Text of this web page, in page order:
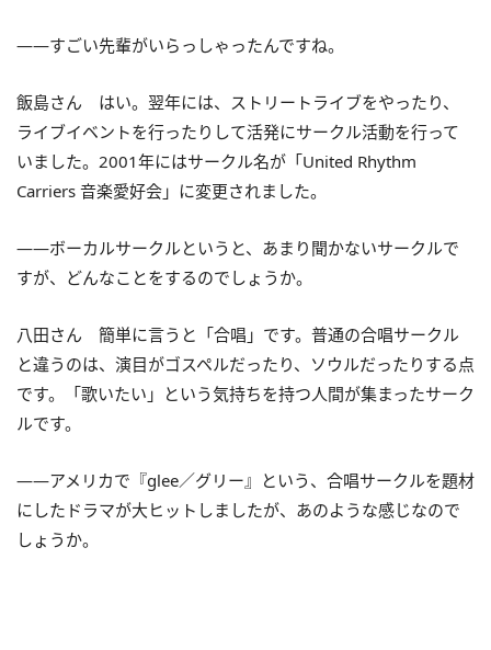
――すごい先輩がいらっしゃったんですね。
飯島さん はい。翌年には、ストリートライブをやったり、
ライブイベントを行ったりして活発にサークル活動を行って
いました。2001年にはサークル名が「United Rhythm
Carriers 音楽愛好会」に変更されました。
――ボーカルサークルというと、あまり聞かないサークルで
すが、どんなことをするのでしょうか。
八田さん 簡単に言うと「合唱」です。普通の合唱サークル
と違うのは、演目がゴスペルだったり、ソウルだったりする点
です。「歌いたい」という気持ちを持つ人間が集まったサーク
ルです。
――アメリカで『glee／グリー』という、合唱サークルを題材
にしたドラマが大ヒットしましたが、あのような感じなので
しょうか。